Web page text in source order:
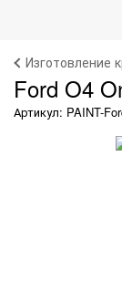
Изготовление
Ford O4
Артикул: PAINT-